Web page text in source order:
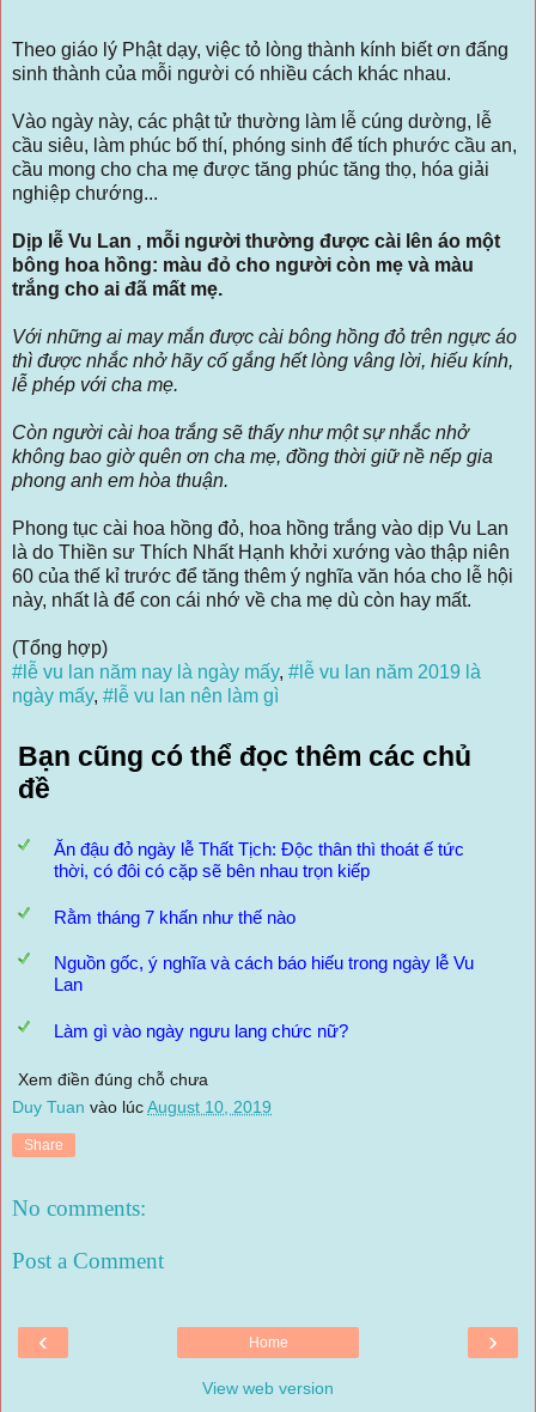
Theo giáo lý Phật dạy, việc tỏ lòng thành kính biết ơn đấng
sinh thành của mỗi người có nhiều cách khác nhau.
Vào ngày này, các phật tử thường làm lễ cúng dường, lễ
cầu siêu, làm phúc bố thí, phóng sinh để tích phước cầu an,
cầu mong cho cha mẹ được tăng phúc tăng thọ, hóa giải
nghiệp chướng...
Dịp lễ Vu Lan , mỗi người thường được cài lên áo một
bông hoa hồng: màu đỏ cho người còn mẹ và màu
trắng cho ai đã mất mẹ.
Với những ai may mắn được cài bông hồng đỏ trên ngực áo
thì được nhắc nhở hãy cố gắng hết lòng vâng lời, hiếu kính,
lễ phép với cha mẹ.
Còn người cài hoa trắng sẽ thấy như một sự nhắc nhở
không bao giờ quên ơn cha mẹ, đồng thời giữ nề nếp gia
phong anh em hòa thuận.
Phong tục cài hoa hồng đỏ, hoa hồng trắng vào dịp Vu Lan
là do Thiền sư Thích Nhất Hạnh khởi xướng vào thập niên
60 của thế kỉ trước để tăng thêm ý nghĩa văn hóa cho lễ hội
này, nhất là để con cái nhớ về cha mẹ dù còn hay mất.
(Tổng hợp)
#lễ vu lan năm nay là ngày mấy, #lễ vu lan năm 2019 là
ngày mấy, #lễ vu lan nên làm gì
Bạn cũng có thể đọc thêm các chủ
đề
Ăn đậu đỏ ngày lễ Thất Tịch: Độc thân thì thoát ế tức
thời, có đôi có cặp sẽ bên nhau trọn kiếp
Rằm tháng 7 khấn như thế nào
Nguồn gốc, ý nghĩa và cách báo hiếu trong ngày lễ Vu
Lan
Làm gì vào ngày ngưu lang chức nữ?
Xem điền đúng chỗ chưa
Duy Tuan vào lúcAugust 10, 2019
Share
No comments:
Post a Comment
‹ ›
Home
View web version